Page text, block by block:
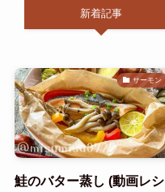
新着記事
サーモン
鮭のバター蒸し (動画レシ